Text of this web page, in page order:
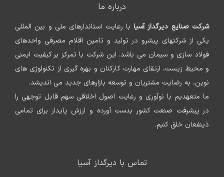
درباره ما
شرکت صنایع دیرگداز آسیا با رعایت استاندارهای ملی و بین المللی
یکی از شرکتهای پیشرو در تولید و تامین اقلام مصرفی واحدهای
فولاد سازی و سیمان می باشد. این شرکت با تمرکز بر کیفیت ایمنی
و محیط زیست، ارتقای مهارت کارکنان و بهره گیری از تکنولوژی های
نوین، به رضایت مشتریان و توسعه بازارهای جدید می اندیشد.
ما متعهدیم با نوآوری و رعایت اصول اخلاقی سهم قابل توجهی را
در پیشرفت صنعت کشور بدست آورده و ارزش پایدار برای تمامی
ذینفعان خلق کنیم.
تماس با دیرگداز آسیا